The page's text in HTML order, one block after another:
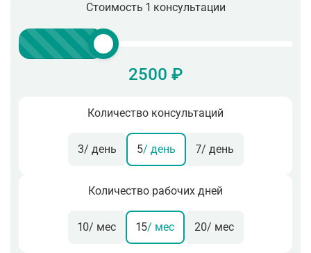
Стоимость 1 консультации
2500 ₽
Количество консультаций
3/ день 5/ день 7/ день
Количество рабочих дней
10/ мес 15/ мес 20/ мес